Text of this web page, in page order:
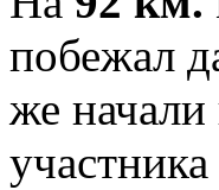
побежал
же